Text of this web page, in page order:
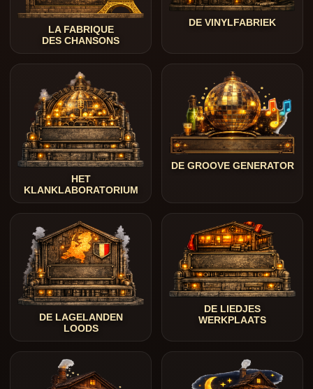
LA FABRIQUE
DES CHANSONS
DE VINYLFABRIEK
HET
KLANKLABORATORIUM
DE GROOVE GENERATOR
DE LAGELANDEN
LOODS
DE LIEDJES
WERKPLAATS